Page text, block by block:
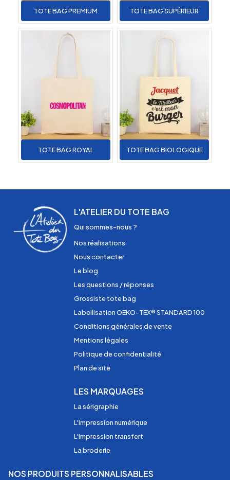
TOTE BAG PREMIUM TOTE BAG SUPÉRIEUR
TOTE BAG ROYAL TOTE BAG BIOLOGIQUE
L'ATELIER DU TOTE BAG
Qui sommes-nous ?
Nos réalisations
Nous contacter
Le blog
Les questions / réponses
Grossiste tote bag
Labellisation OEKO-TEX® STANDARD 100
Conditions générales de vente
Mentions légales
Politique de confidentialité
Plan de site
LES MARQUAGES
La sérigraphie
L'impression numérique
L'impression transfert
La broderie
NOS PRODUITS PERSONNALISABLES